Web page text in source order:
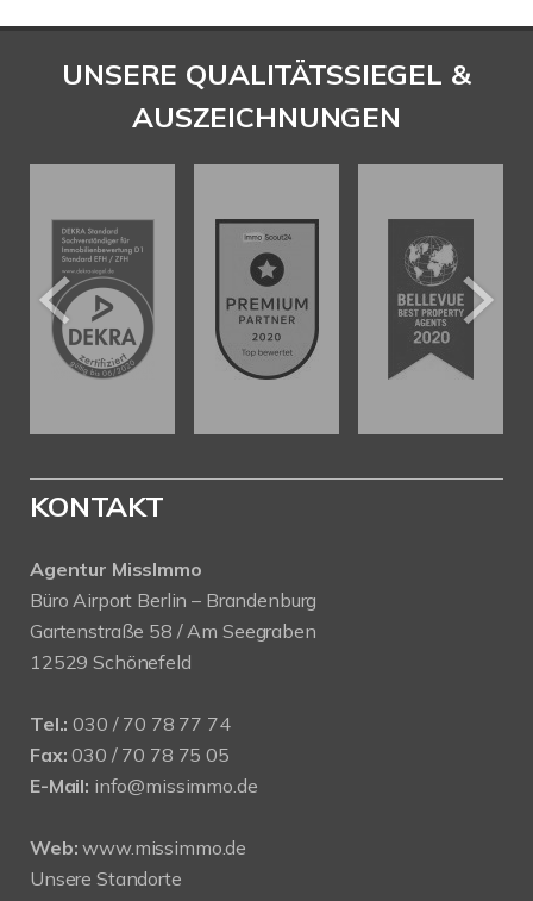
UNSERE QUALITÄTSSIEGEL &
AUSZEICHNUNGEN
KONTAKT
Agentur MissImmo
Büro Airport Berlin – Brandenburg
Gartenstraße 58 / Am Seegraben
12529 Schönefeld
Tel.: 030 / 70 78 77 74
Fax: 030 / 70 78 75 05
E-Mail: info@missimmo.de
Web: www.missimmo.de
Unsere Standorte